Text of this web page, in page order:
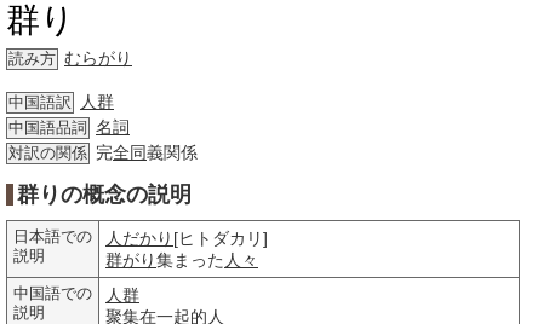
群り
読み方 むらがり
中国語訳 人群
中国語品詞 名詞
対訳の関係 完全同義関係
群りの概念の説明
日本語での
説明
人だかり [ヒトダカリ]
群がり集まった 人々
中国語での
説明
人群
聚集在一起的人